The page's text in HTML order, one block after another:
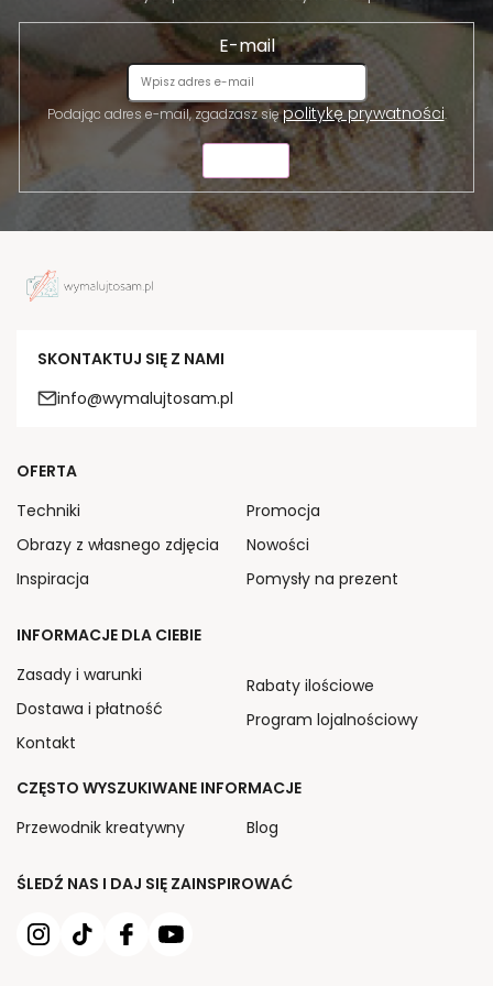
E-mail
Podając adres e-mail, zgadzasz siępolitykę prywatności.
SKONTAKTUJ SIĘ Z NAMI
info@wymalujtosam.pl
ŚLEDŹ NAS I DAJ SIĘ ZAINSPIROWAĆ
OFERTA
Techniki
Obrazy z własnego zdjęcia
Inspiracja
Promocja
Nowości
Pomysły na prezent
INFORMACJE DLA CIEBIE
Zasady i warunki
Dostawa i płatność
Kontakt
Rabaty ilościowe
Program lojalnościowy
CZĘSTO WYSZUKIWANE INFORMACJE
Przewodnik kreatywny
Blog